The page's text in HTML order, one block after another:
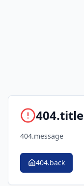
404.title
404.message
404.back